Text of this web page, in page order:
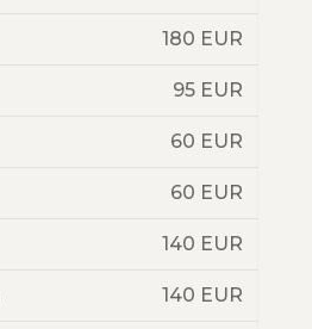
180 EUR
95 EUR
60 EUR
60 EUR
140 EUR
140 EUR